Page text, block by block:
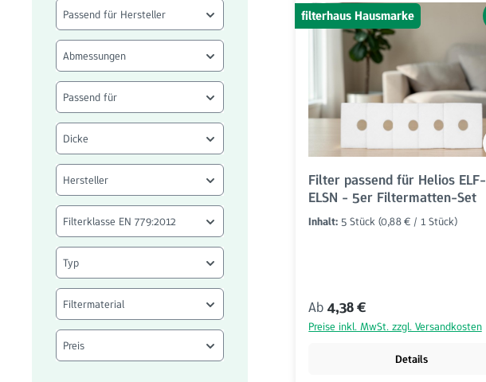
Passend für Hersteller
Abmessungen
Passend für
Dicke
Hersteller
Filterklasse EN 779:2012
Typ
Filtermaterial
Preis
filterhaus Hausmarke
Filter passend für Helios ELF-
ELSN - 5er Filtermatten-Set
Inhalt: 5 Stück (0,88 € / 1 Stück)
Regulärer Preis:
Ab 4,38 €
Preise inkl. MwSt. zzgl. Versandkosten
Details